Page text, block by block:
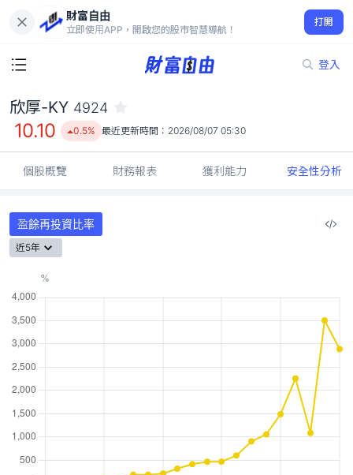
財富自由
立即使用APP，開啟您的股市智慧導航！
打開
登入
10.10
0.5%
欣厚-KY 4924
10.10 0.5% 最近更新時間： 2026/08/07 05:30
個股概覽 財務報表 獲利能力 安全性分析
盈餘再投資比率
近5年